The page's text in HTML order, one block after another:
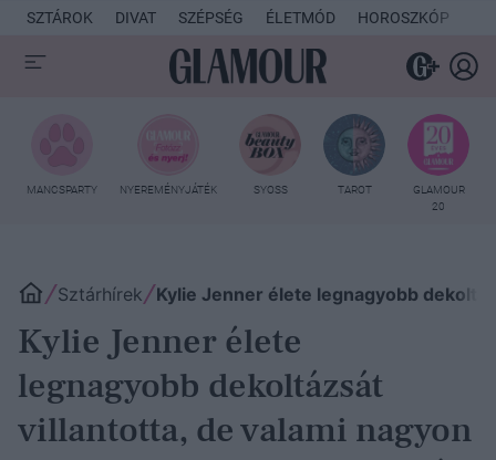
SZTÁROK DIVAT SZÉPSÉG ÉLETMÓD HOROSZKÓP
MANCSPARTY NYEREMÉNYJÁTÉK SYOSS TAROT
GLAMOUR
20
Sztárhírek Kylie Jenner élete legnagyobb
Kylie Jenner élete
legnagyobb dekoltázsát
villantotta, de valami nagyon